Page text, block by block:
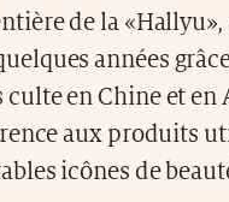
de la
années
culte en Chine et en
aux produits
icônes de